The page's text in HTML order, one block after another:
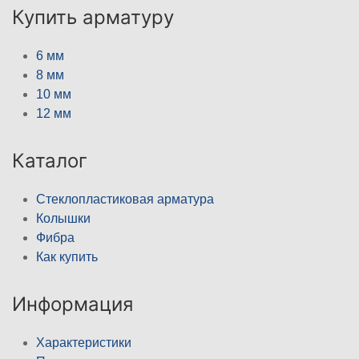
Купить арматуру
6 мм
8 мм
10 мм
12 мм
Каталог
Стеклопластиковая арматура
Колышки
Фибра
Как купить
Информация
Характеристики